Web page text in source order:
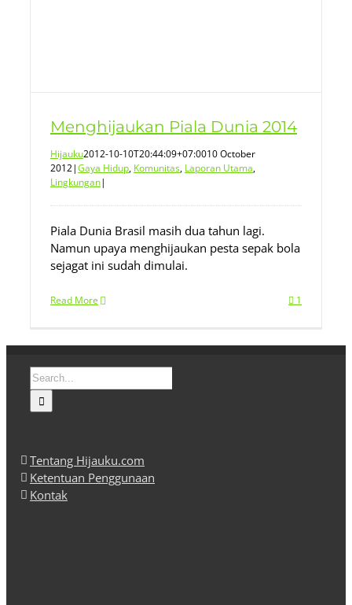
Menghijaukan Piala Dunia 2014
Hijauku2012-10-10T20:44:09+07:0010 October
2012|Gaya Hidup, Komunitas, Laporan Utama,
Lingkungan|
Piala Dunia Brasil masih dua tahun lagi.
Namun upaya menghijaukan pesta sepak bola
sejagat ini sudah dimulai.
Read More 1
Search
for:
Tentang Hijauku.com
Ketentuan Penggunaan
Kontak